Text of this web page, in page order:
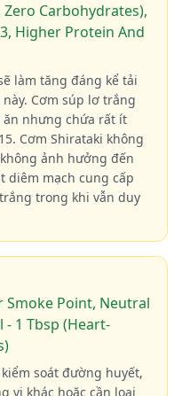
Zero Carbohydrates),
Higher Protein And
làm tăng đáng kể tải
Cơm súp lơ trắng
nhưng chứa rất ít
Cơm Shirataki không
ảnh hưởng đến
diêm mạch cung cấp
trong khi vẫn duy
Smoke Point, Neutral
- 1 Tbsp (Heart-
soát đường huyết,
vị khác hoặc cần loại